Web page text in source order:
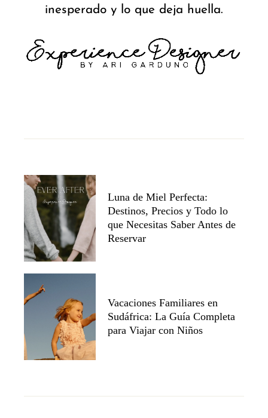
inesperado y lo que deja huella.
Luna de Miel Perfecta:
Destinos, Precios y Todo lo
que Necesitas Saber Antes de
Reservar
Vacaciones Familiares en
Sudáfrica: La Guía Completa
para Viajar con Niños